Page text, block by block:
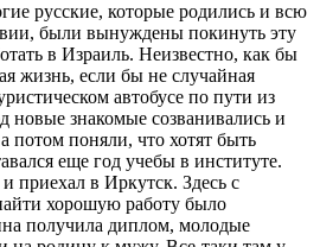
русские, которые родились и всю
были вынуждены покинуть эту
в Израиль. Неизвестно, как бы
жизнь, если бы не случайная
автобусе по пути из
знакомые созванивались и
потом поняли, что хотят быть
еще год учебы в институте.
приехал в Иркутск. Здесь с
хорошую работу было
получила диплом, молодые